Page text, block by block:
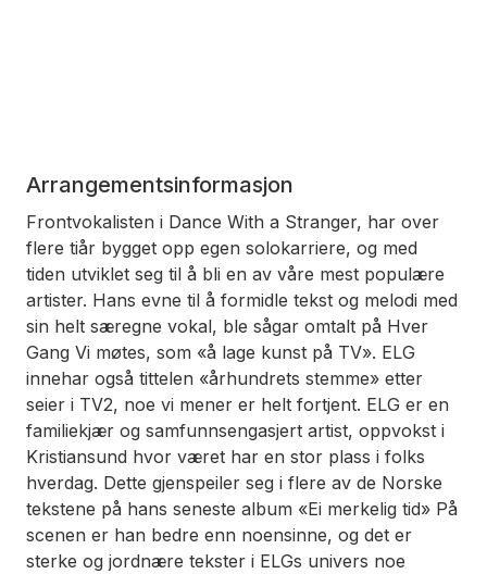
Arrangementsinformasjon
Frontvokalisten i Dance With a Stranger, har over
flere tiår bygget opp egen solokarriere, og med
tiden utviklet seg til å bli en av våre mest populære
artister. Hans evne til å formidle tekst og melodi med
sin helt særegne vokal, ble sågar omtalt på Hver
Gang Vi møtes, som «å lage kunst på TV». ELG
innehar også tittelen «århundrets stemme» etter
seier i TV2, noe vi mener er helt fortjent. ELG er en
familiekjær og samfunnsengasjert artist, oppvokst i
Kristiansund hvor været har en stor plass i folks
hverdag. Dette gjenspeiler seg i flere av de Norske
tekstene på hans seneste album «Ei merkelig tid» På
scenen er han bedre enn noensinne, og det er
sterke og jordnære tekster i ELGs univers noe